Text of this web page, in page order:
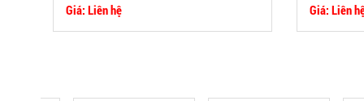
Giá: Liên hệ Giá: Liên